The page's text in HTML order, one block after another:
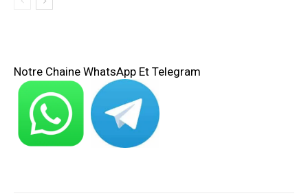
Notre Chaine WhatsApp Et Telegram